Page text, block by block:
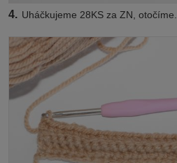
4. Uháčkujeme 28KS za ZN, otočíme.